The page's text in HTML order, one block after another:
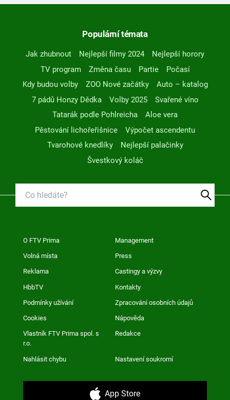
Populární témata
Jak zhubnout Nejlepší filmy 2024
Nejlepší horory
TV program
Změna času Partie
Počasí
Kdy budou volby
ZOO Nové začátky
Auto – katalog
7 pádů Honzy Dědka
Volby 2025
Svařené víno
Tatarák podle Pohlreicha
Aloe vera
Pěstování lichořeřišnice
Výpočet ascendentu
Tvarohové knedlíky
Nejlepší palačinky
Švestkový koláč
O FTV Prima Management
Volná místa Press
Reklama Castingy a výzvy
HbbTV Kontakty
Podmínky užívání Zpracování osobních údajů
Cookies Nápověda
Vlastník FTV Prima spol. s
r.o.
Redakce
Nahlásit chybu Nastavení soukromí
App Store